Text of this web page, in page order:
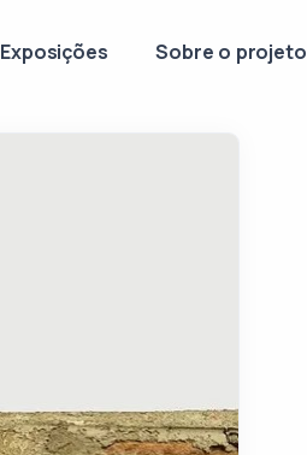
Exposições Sobre o projeto